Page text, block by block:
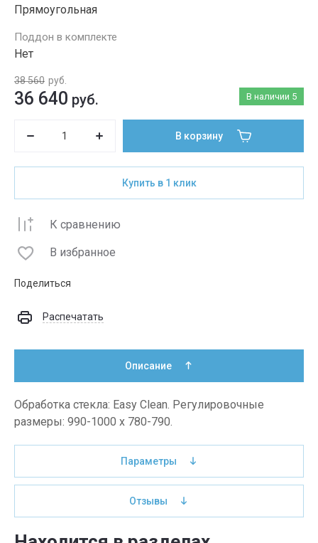
Прямоугольная
Поддон в комплекте
Нет
В наличии 5
38 560 руб.
36 640 руб.
В корзину
Купить в 1 клик
К сравнению
В избранное
Поделиться
Распечатать
Описание
Обработка стекла: Easy Clean. Регулировочные
размеры: 990-1000 x 780-790.
Параметры
Отзывы